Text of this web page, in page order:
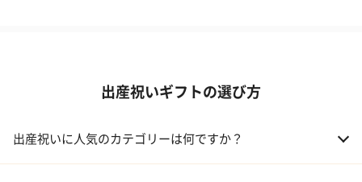
出産祝いギフトの選び方
出産祝いに人気のカテゴリーは何ですか？